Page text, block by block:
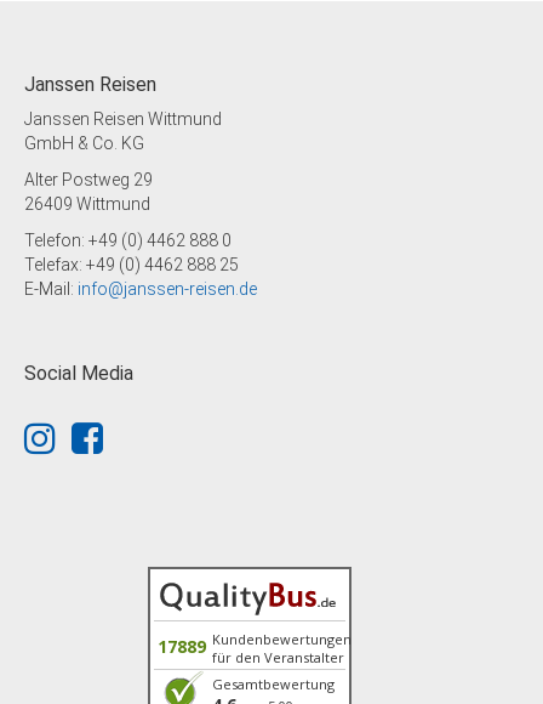
Janssen Reisen
Janssen Reisen Wittmund
GmbH & Co. KG
Alter Postweg 29
26409 Wittmund
Telefon: +49 (0) 4462 888 0
Telefax: +49 (0) 4462 888 25
E-Mail: info@janssen-reisen.de
Social Media
17889 Kundenbewertungen
für den Veranstalter
Gesamtbewertung